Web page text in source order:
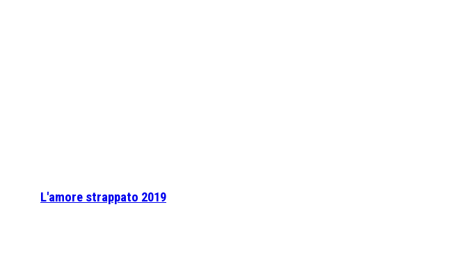
L'amore strappato 2019